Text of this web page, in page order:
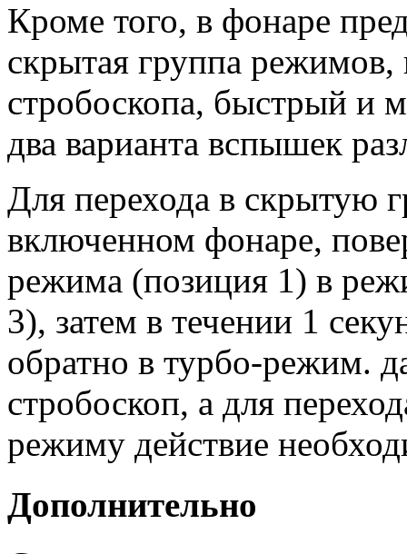
Кроме того, в фонаре
скрытая группа
стробоскопа, быстрый и
два варианта вспышек
Для перехода в скрытую
включенном фонаре,
режима (позиция 1) в
3), затем в течении 1
обратно в турбо-режим.
стробоскоп, а для
режиму действие
Дополнительно